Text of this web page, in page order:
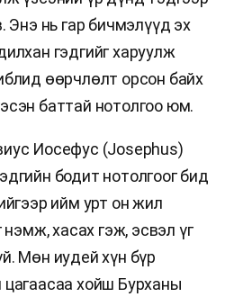
Энэ нь гар бичмэлүүд эх
гэдгийг харуулж
өөрчлөлт орсон байх
баттай нотолгоо юм.
Иосефус (Josephus)
бодит нотолгоог бид
ийм урт он жил
нэмж, хасах гэж, эсвэл үг
Мөн иудей хүн бүр
цагаасаа хойш Бурханы